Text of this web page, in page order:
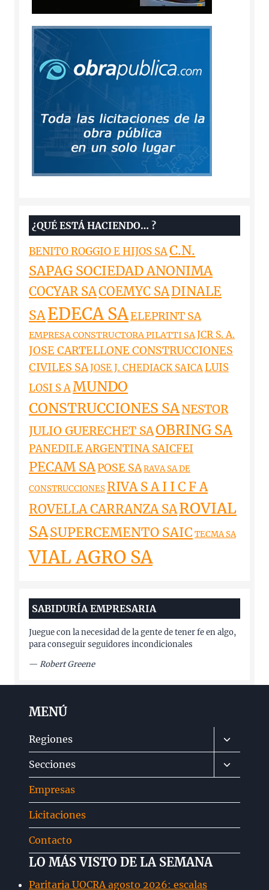
¿QUÉ ESTÁ HACIENDO… ?
BENITO ROGGIO E HIJOS SAC.N.
SAPAG SOCIEDAD ANONIMA
COCYAR SACOEMYC SADINALE
SAEDECA SAELEPRINT SA
EMPRESA CONSTRUCTORA PILATTI SAJCR S. A.
JOSE CARTELLONE CONSTRUCCIONES
CIVILES SAJOSE J. CHEDIACK SAICALUIS
LOSI S AMUNDO
CONSTRUCCIONES SANESTOR
JULIO GUERECHET SAOBRING SA
PANEDILE ARGENTINA SAICFEI
PECAM SAPOSE SARAVA SA DE
CONSTRUCCIONES RIVA S A I I C F A
ROVELLA CARRANZA SAROVIAL
SASUPERCEMENTO SAIC TECMA SA
VIAL AGRO SA
SABIDURÍA EMPRESARIA
Juegue con la necesidad de la gente de tener fe en algo,
para conseguir seguidores incondicionales
— Robert Greene
MENÚ
Regiones
Alternar
menú
hijo
Secciones
Alternar
menú
Empresas
Licitaciones
Contacto
LO MÁS VISTO DE LA SEMANA
Paritaria UOCRA agosto 2026: escalas